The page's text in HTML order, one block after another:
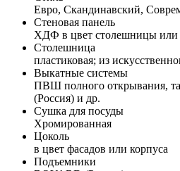
Евро, Скандинавский,
Стеновая панель
ХДФ в цвет столешницы или
Столешница
пластиковая; из
Выкатные системы
ПВШ полного открывания,
(Россия) и др.
Сушка для посуды
Хромированная
Цоколь
в цвет фасадов или корпуса
Подъемники